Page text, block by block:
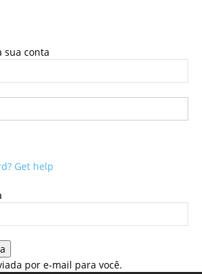
sua conta
Get help
por e-mail para você.